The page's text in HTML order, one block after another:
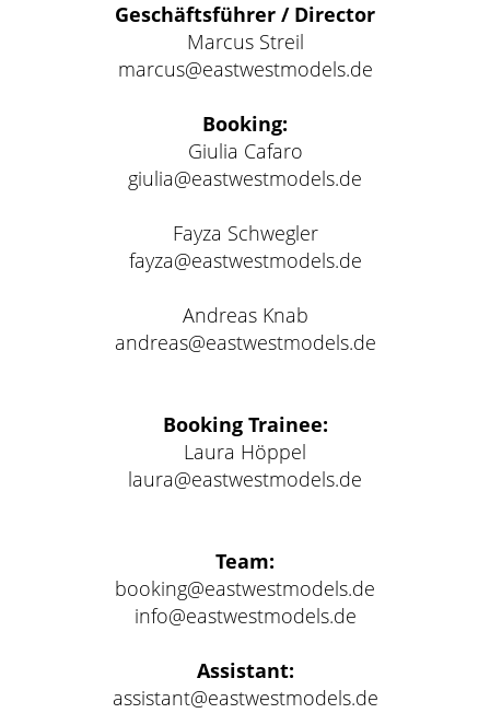
Geschäftsführer / Director
Marcus Streil
marcus@eastwestmodels.de
Booking:
Giulia Cafaro
giulia@eastwestmodels.de
Fayza Schwegler
fayza@eastwestmodels.de
Andreas Knab
andreas@eastwestmodels.de
Booking Trainee:
Laura Höppel
laura@eastwestmodels.de
Team:
booking@eastwestmodels.de
info@eastwestmodels.de
Assistant:
assistant@eastwestmodels.de